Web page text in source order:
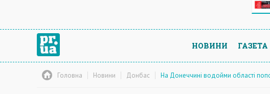
НОВИНИ ГАЗЕТА
Головна Новини Донбас На Донеччині водойми області